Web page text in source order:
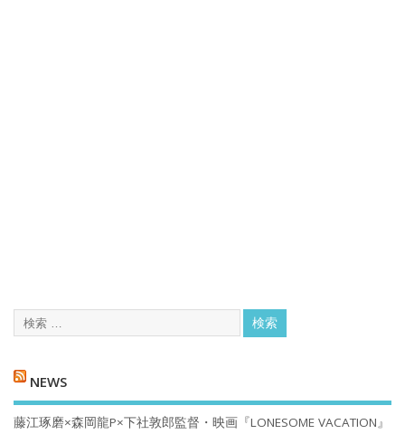
NEWS
藤江琢磨×森岡龍P×下社敦郎監督・映画『LONESOME VACATION』